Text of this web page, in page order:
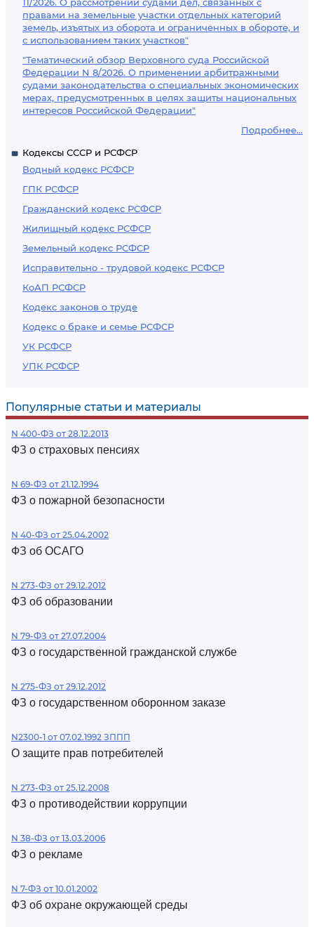
правами на земельные участки отдельных категорий
земель, изъятых из оборота и ограниченных в обороте, и
с использованием таких участков"
"Тематический обзор Верховного суда Российской
Федерации N 8/2026. О применении арбитражными
судами законодательства о специальных экономических
мерах, предусмотренных в целях защиты национальных
интересов Российской Федерации"
Подробнее...
Кодексы СССР и РСФСР
Водный кодекс РСФСР
ГПК РСФСР
Гражданский кодекс РСФСР
Жилищный кодекс РСФСР
Земельный кодекс РСФСР
Исправительно - трудовой кодекс РСФСР
КоАП РСФСР
Кодекс законов о труде
Кодекс о браке и семье РСФСР
УК РСФСР
УПК РСФСР
Популярные статьи и материалы
N 400-ФЗ от 28.12.2013
ФЗ о страховых пенсиях
N 69-ФЗ от 21.12.1994
ФЗ о пожарной безопасности
N 40-ФЗ от 25.04.2002
ФЗ об ОСАГО
N 273-ФЗ от 29.12.2012
ФЗ об образовании
N 79-ФЗ от 27.07.2004
ФЗ о государственной гражданской службе
N 275-ФЗ от 29.12.2012
ФЗ о государственном оборонном заказе
N2300-1 от 07.02.1992 ЗППП
О защите прав потребителей
N 273-ФЗ от 25.12.2008
ФЗ о противодействии коррупции
N 38-ФЗ от 13.03.2006
ФЗ о рекламе
N 7-ФЗ от 10.01.2002
ФЗ об охране окружающей среды